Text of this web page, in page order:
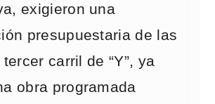
exigieron una
presupuestaria de las
carril de “Y”, ya
obra programada